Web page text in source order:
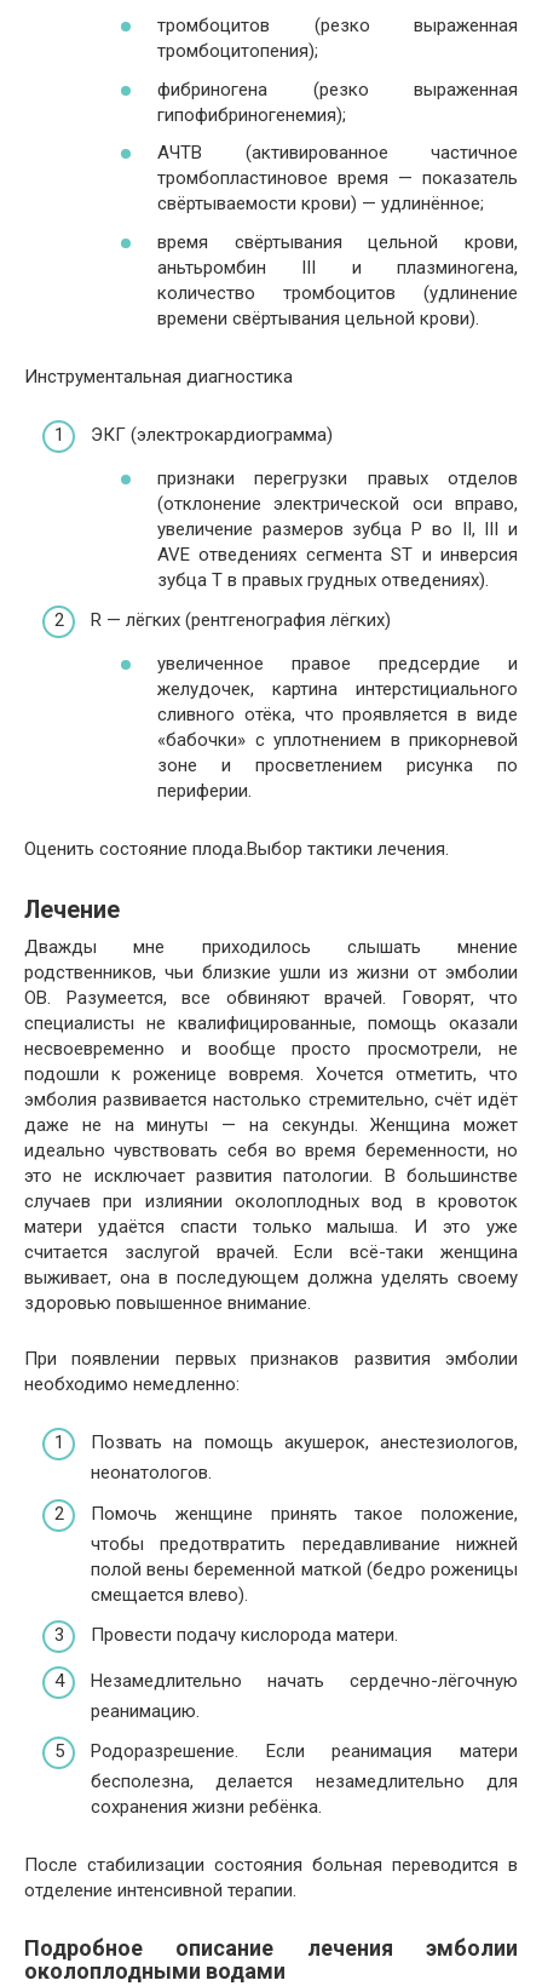
тромбоцитов (резко выраженная
тромбоцитопения);
фибриногена (резко выраженная
гипофибриногенемия);
АЧТВ (активированное частичное
тромбопластиновое время — показатель
свёртываемости крови) — удлинённое;
время свёртывания цельной крови,
аньтьромбин III и плазминогена,
количество тромбоцитов (удлинение
времени свёртывания цельной крови).
Инструментальная диагностика
ЭКГ (электрокардиограмма)
признаки перегрузки правых отделов
(отклонение электрической оси вправо,
увеличение размеров зубца P во II, III и
AVE отведениях сегмента ST и инверсия
зубца Т в правых грудных отведениях).
R — лёгких (рентгенография лёгких)
увеличенное правое предсердие и
желудочек, картина интерстициального
сливного отёка, что проявляется в виде
«бабочки» с уплотнением в прикорневой
зоне и просветлением рисунка по
периферии.
Оценить состояние плода.Выбор тактики лечения.
Лечение
Дважды мне приходилось слышать мнение
родственников, чьи близкие ушли из жизни от эмболии
ОВ. Разумеется, все обвиняют врачей. Говорят, что
специалисты не квалифицированные, помощь оказали
несвоевременно и вообще просто просмотрели, не
подошли к роженице вовремя. Хочется отметить, что
эмболия развивается настолько стремительно, счёт идёт
даже не на минуты — на секунды. Женщина может
идеально чувствовать себя во время беременности, но
это не исключает развития патологии. В большинстве
случаев при излиянии околоплодных вод в кровоток
матери удаётся спасти только малыша. И это уже
считается заслугой врачей. Если всё-таки женщина
выживает, она в последующем должна уделять своему
здоровью повышенное внимание.
При появлении первых признаков развития эмболии
необходимо немедленно:
Позвать на помощь акушерок, анестезиологов,
неонатологов.
Помочь женщине принять такое положение,
чтобы предотвратить передавливание нижней
полой вены беременной маткой (бедро роженицы
смещается влево).
Провести подачу кислорода матери.
Незамедлительно начать сердечно-лёгочную
реанимацию.
Родоразрешение. Если реанимация матери
бесполезна, делается незамедлительно для
сохранения жизни ребёнка.
После стабилизации состояния больная переводится в
отделение интенсивной терапии.
Подробное описание лечения эмболии
околоплодными водами